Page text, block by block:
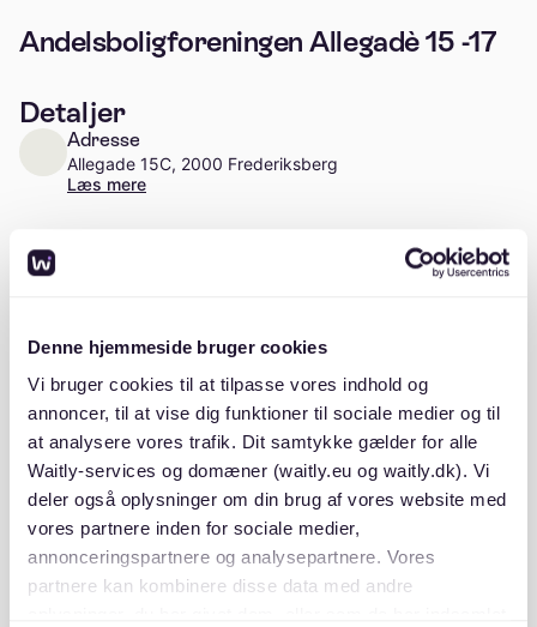
Denne hjemmeside bruger cookies
Vi bruger cookies til at tilpasse vores indhold og
annoncer, til at vise dig funktioner til sociale medier og til
at analysere vores trafik. Dit samtykke gælder for alle
Waitly-services og domæner (waitly.eu og waitly.dk). Vi
deler også oplysninger om din brug af vores website med
vores partnere inden for sociale medier,
annonceringspartnere og analysepartnere. Vores
partnere kan kombinere disse data med andre
Andelsboligforeningen Allegadè 15 -17
Detaljer
Adresse
Allegade 15C, 2000 Frederiksberg
Læs mere
1985
Beskrivelse